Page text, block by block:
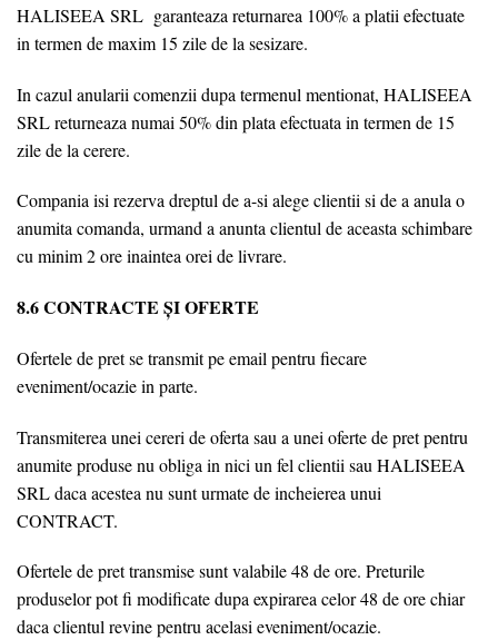
HALISEEA SRL garanteaza returnarea 100% a platii efectuate
in termen de maxim 15 zile de la sesizare.
In cazul anularii comenzii dupa termenul mentionat, HALISEEA
SRL returneaza numai 50% din plata efectuata in termen de 15
zile de la cerere.
Compania isi rezerva dreptul de a-si alege clientii si de a anula o
anumita comanda, urmand a anunta clientul de aceasta schimbare
cu minim 2 ore inaintea orei de livrare.
8.6 CONTRACTE ȘI OFERTE
Ofertele de pret se transmit pe email pentru fiecare
eveniment/ocazie in parte.
Transmiterea unei cereri de oferta sau a unei oferte de pret pentru
anumite produse nu obliga in nici un fel clientii sau HALISEEA
SRL daca acestea nu sunt urmate de incheierea unui
CONTRACT.
Ofertele de pret transmise sunt valabile 48 de ore. Preturile
produselor pot fi modificate dupa expirarea celor 48 de ore chiar
daca clientul revine pentru acelasi eveniment/ocazie.